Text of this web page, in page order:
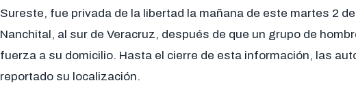
Sureste, fue privada de la libertad la mañana de este martes 2
Nanchital, al sur de Veracruz, después de que un grupo de
fuerza a su domicilio. Hasta el cierre de esta información, las
reportado su localización.